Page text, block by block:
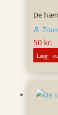
De
B.
50 kr.
Læg i